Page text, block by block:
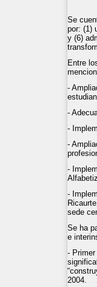
Se
por: (1)
y (6)
Entre
-
-
-
-
-
-
sede
Se ha
e
-
2004.